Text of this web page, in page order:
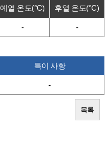
예열 온도(°C) 후열 온도(°C)
- -
특이 사항
-
목록